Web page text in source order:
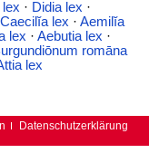
lex · Didia lex ·
Caecilĭa lex · Aemilĭa
lex · Aebutia lex ·
romāna
lex
Datenschutzerklärung